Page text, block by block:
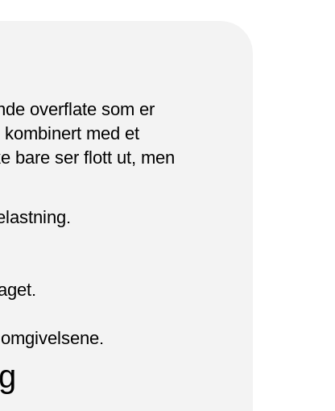
overflate som er
med et
bare ser flott ut, men